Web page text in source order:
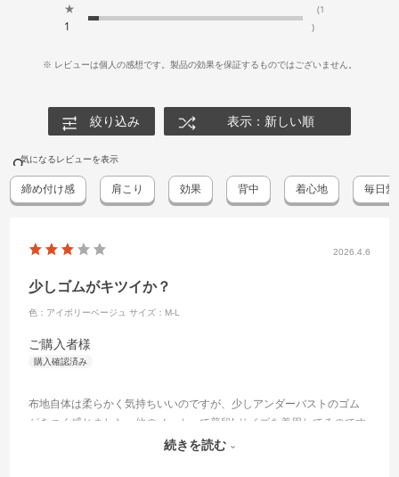
★
1
(1
)
※ レビューは個人の感想です。製品の効果を保証するものではございません。
絞り込み 表示：新しい順
気になるレビューを表示
締め付け感 肩こり 効果 背中 着心地 毎日愛
2026.4.6
少しゴムがキツイか？
色：アイボリーベージュ サイズ：M-L
ご購入者様
布地自体は柔らかく気持ちいいのですが、少しアンダーバストのゴム
がきつく感じました。他のメーカーで普段Lサイズを着用してるのです
が、こちらはM-Lサイズなので、Mよりなのかなと思いました。ナイト
続きを読む